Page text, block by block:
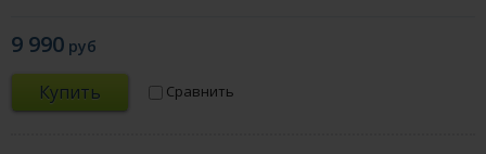
9 990 руб
Купить Сравнить